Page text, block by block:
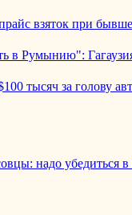
взяток при
в Румынию":
тысяч за голову
надо убедиться в